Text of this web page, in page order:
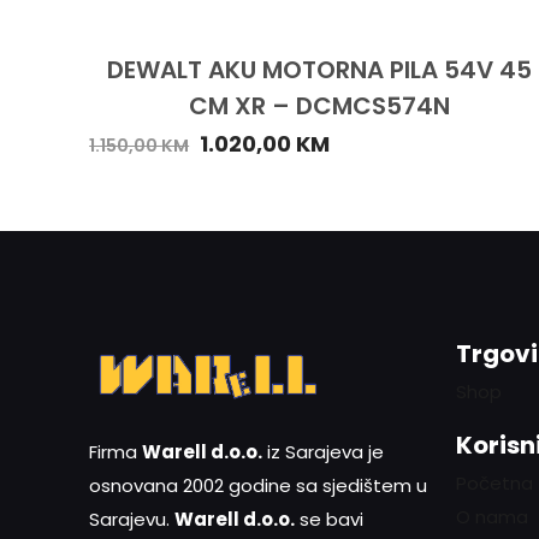
DEWALT AKU MOTORNA PILA 54V 45
CM XR – DCMCS574N
1.150,00KM 1.020,00 KM
Firma Warell d.o.o.iz Sarajeva je
osnovana 2002 godine sa sjedištem u
Sarajevu. Warell d.o.o.se bavi